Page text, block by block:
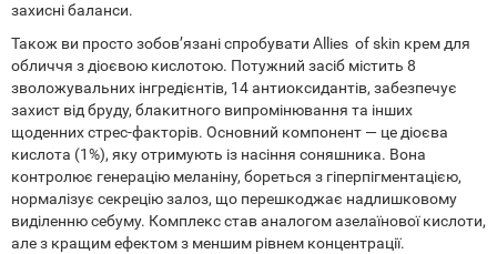
захисні баланси.
Також ви просто зобов’язані спробувати Allies of skin крем для
обличчя з діоєвою кислотою. Потужний засіб містить 8
зволожувальних інгредієнтів, 14 антиоксидантів, забезпечує
захист від бруду, блакитного випромінювання та інших
щоденних стрес-факторів. Основний компонент — це діоєва
кислота (1%), яку отримують із насіння соняшника. Вона
контролює генерацію меланіну, бореться з гіперпігментацією,
нормалізує секрецію залоз, що перешкоджає надлишковому
виділенню себуму. Комплекс став аналогом азелаїнової кислоти,
але з кращим ефектом з меншим рівнем концентрації.